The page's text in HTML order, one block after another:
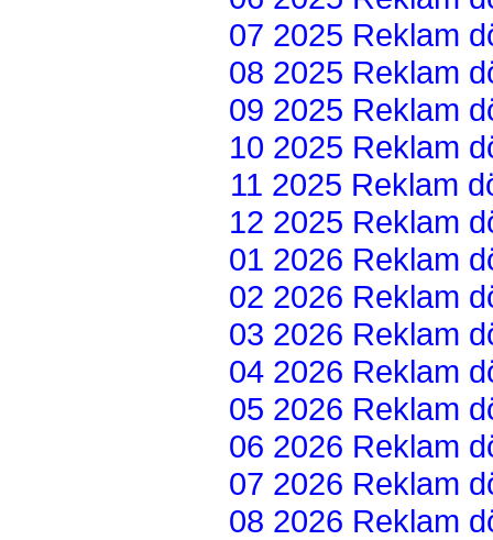
07 2025 Reklam
08 2025 Reklam
09 2025 Reklam
10 2025 Reklam
11 2025 Reklam
12 2025 Reklam
01 2026 Reklam
02 2026 Reklam
03 2026 Reklam
04 2026 Reklam
05 2026 Reklam
06 2026 Reklam
07 2026 Reklam
08 2026 Reklam